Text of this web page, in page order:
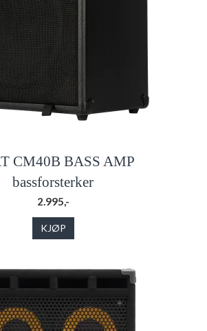
CM40B BASS AMP
bassforsterker
2.995,-
KJØP